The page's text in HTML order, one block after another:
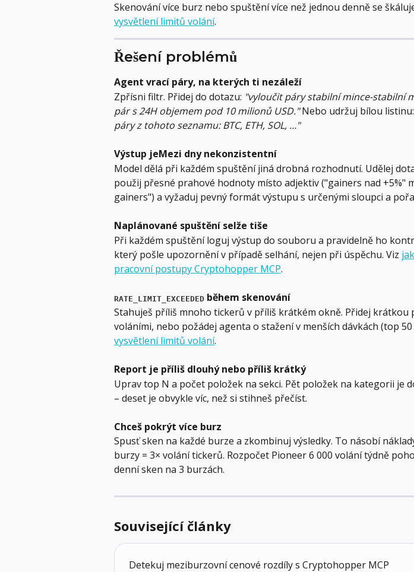
Skenování více burz nebo spuštění více než jednou denně se
vysvětlení limitů volání.
Řešení problémů
Agent vrací páry, na kterých ti nezáleží
Zpřísni filtr. Přidej do dotazu: "vyloučit páry stabilní mince-stabilní
pár s 24H objemem pod 10 milionů USD." Nebo udržuj bílou listinu:
páry z tohoto seznamu: BTC, ETH, SOL, …"
Výstup jeMezi dny nekonzistentní
Model dělá při každém spuštění jiná drobná rozhodnutí. Udělej
použij přesné prahové hodnoty místo adjektiv ("gainers nad +5%"
gainers") a vyžaduj pevný formát výstupu s určenými sloupci a
Naplánované spuštění selže tiše
Při každém spuštění loguj výstup do souboru a pravidelně ho
který pošle upozornění v případě selhání, nejen při úspěchu. Viz
pracovní postupy Cryptohopper MCP.
RATE_LIMIT_EXCEEDED během skenování
Stahuješ příliš mnoho tickerů v příliš krátkém okně. Přidej krátkou
voláními, nebo požádej agenta o stažení v menších dávkách (top
vysvětlení limitů volání.
Report je příliš dlouhý nebo příliš krátký
Uprav top N a počet položek na sekci. Pět položek na kategorii je
– deset je obvykle víc, než si stihneš přečíst.
Chceš pokrýt více burz
Spusť sken na každé burze a zkombinuj výsledky. To násobí
burzy = 3× volání tickerů. Rozpočet Pioneer 6 000 volání týdně
denní sken na 3 burzách.
Související články
Detekuj meziburzovní cenové rozdíly s Cryptohopper MCP